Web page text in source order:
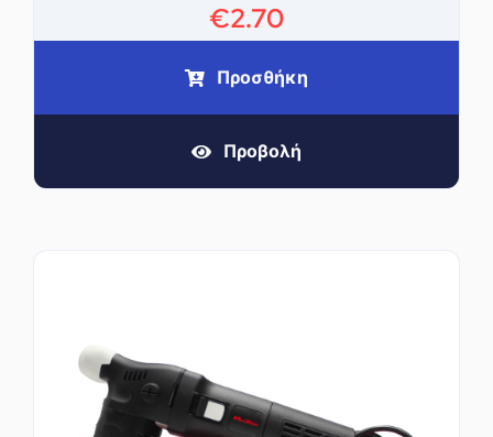
€2.70
Προσθήκη
Προβολή